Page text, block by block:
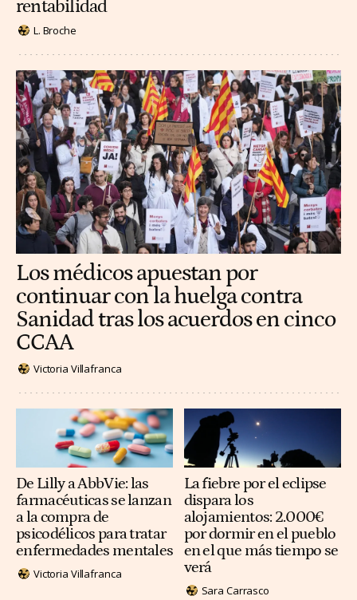
rentabilidad
L. Broche
Los médicos apuestan por
continuar con la huelga contra
Sanidad tras los acuerdos en cinco
CCAA
Victoria Villafranca
De Lilly a AbbVie: las
farmacéuticas se lanzan
a la compra de
psicodélicos para tratar
enfermedades mentales
Victoria Villafranca
La fiebre por el eclipse
dispara los
alojamientos: 2.000€
por dormir en el pueblo
en el que más tiempo se
verá
Sara Carrasco